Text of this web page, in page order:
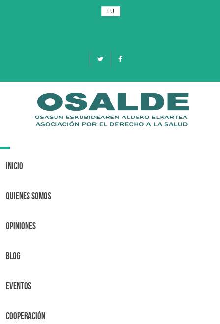
EU
Toggle
Inicio
Quienes Somos
OPINIONES
BLOG
Eventos
Cooperación